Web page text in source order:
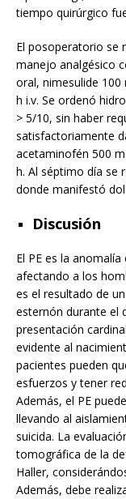
tiempo quirúrgico
El posoperatorio se
manejo analgésico
oral, nimesulide 100
h i.v. Se ordenó
> 5/10, sin haber
satisfactoriamente
acetaminofén 500
h. Al séptimo día se
donde manifestó
Discusión
El PE es la
afectando a los
es el resultado de
esternón durante el
presentación
evidente al
pacientes pueden
esfuerzos y tener
Además, el PE
llevando al
suicida. La
tomográfica de la
Haller,
Además, debe